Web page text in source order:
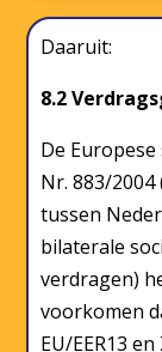
Daaruit:
8.2
De
Nr. 883/
tussen
bilaterale
verdragen)
voorkomen
EU/EER13